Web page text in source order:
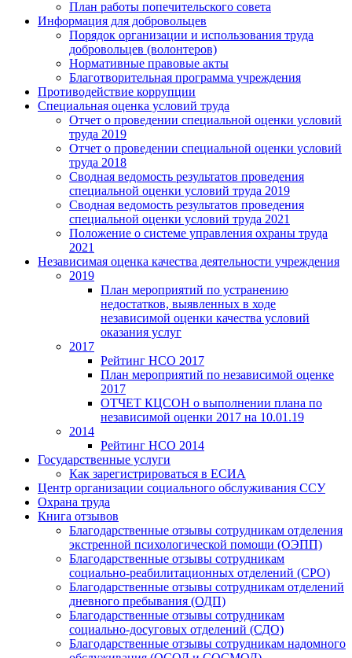
План работы попечительского совета
Информация для добровольцев
Порядок организации и использования труда
добровольцев (волонтеров)
Нормативные правовые акты
Благотворительная программа учреждения
Противодействие коррупции
Специальная оценка условий труда
Отчет о проведении специальной оценки условий
труда 2019
Отчет о проведении специальной оценки условий
труда 2018
Сводная ведомость результатов проведения
специальной оценки условий труда 2019
Сводная ведомость результатов проведения
специальной оценки условий труда 2021
Положение о системе управления охраны труда
2021
Независимая оценка качества деятельности учреждения
2019
План мероприятий по устранению
недостатков, выявленных в ходе
независимой оценки качества условий
оказания услуг
2017
Рейтинг НСО 2017
План мероприятий по независимой оценке
2017
ОТЧЕТ КЦСОН о выполнении плана по
независимой оценки 2017 на 10.01.19
2014
Рейтинг НСО 2014
Государственные услуги
Как зарегистрироваться в ЕСИА
Центр организации социального обслуживания ССУ
Охрана труда
Книга отзывов
Благодарственные отзывы сотрудникам отделения
экстренной психологической помощи (ОЭПП)
Благодарственные отзывы сотрудникам
социально-реабилитационных отделений (СРО)
Благодарственные отзывы сотрудникам отделений
дневного пребывания (ОДП)
Благодарственные отзывы сотрудникам
социально-досуговых отделений (СДО)
Благодарственные отзывы сотрудникам надомного